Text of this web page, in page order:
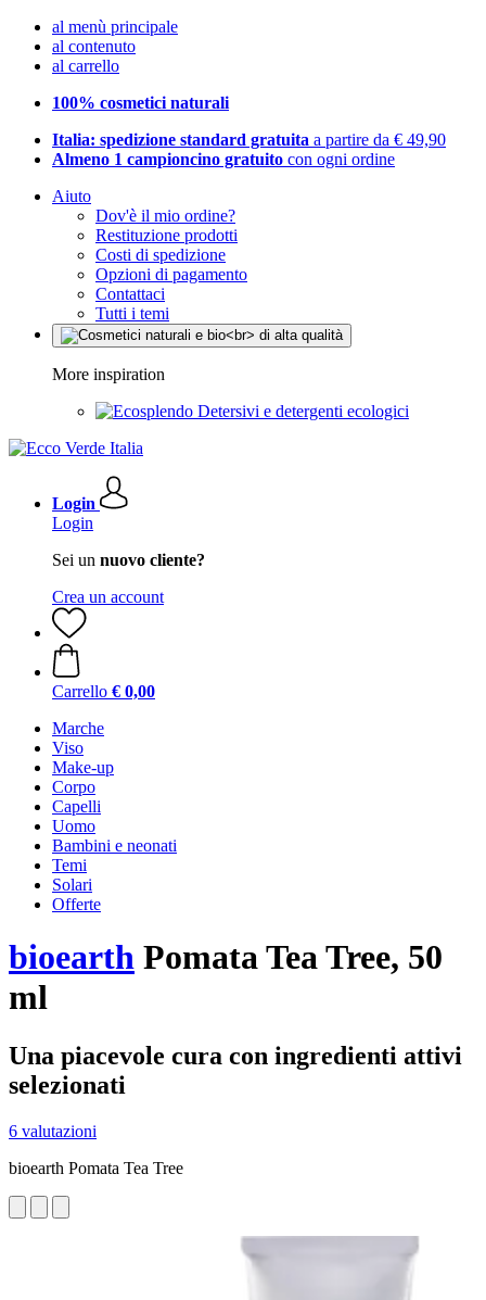
al menù principale
al contenuto
al carrello
100% cosmetici naturali
Italia: spedizione standard gratuita a partire da € 49,90
Almeno 1 campioncino gratuito con ogni ordine
Aiuto
Dov'è il mio ordine?
Restituzione prodotti
Costi di spedizione
Opzioni di pagamento
Contattaci
Tutti i temi
More inspiration
Detersivi e detergenti ecologici
Login
Login
Sei un nuovo cliente?
Crea un account
Carrello € 0,00
Marche
Viso
Make-up
Corpo
Capelli
Uomo
Bambini e neonati
Temi
Solari
Offerte
bioearth Pomata Tea Tree, 50
ml
Una piacevole cura con ingredienti attivi
selezionati
6 valutazioni
bioearth Pomata Tea Tree